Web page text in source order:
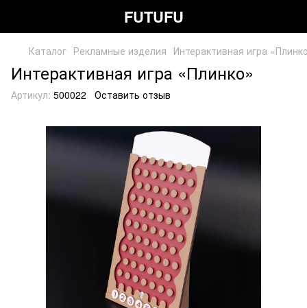
FUTUFU
Каталог Рекламные изделия Интерактивная игра
Интерактивная игра «Плинко»
Артикул: 500022 Оставить отзыв